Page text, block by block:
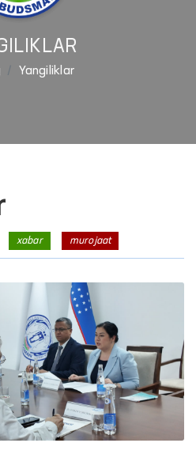
Yangiliklar
xabar murojaat